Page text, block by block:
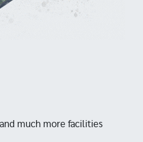
much more facilities